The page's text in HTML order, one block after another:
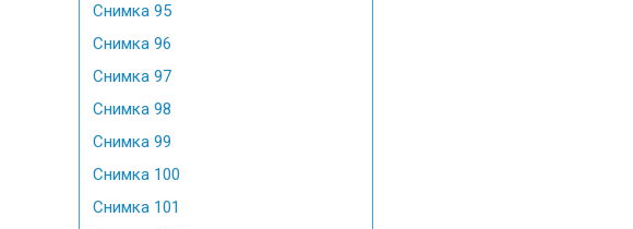
Снимка 95
Снимка 96
Снимка 97
Снимка 98
Снимка 99
Снимка 100
Снимка 101